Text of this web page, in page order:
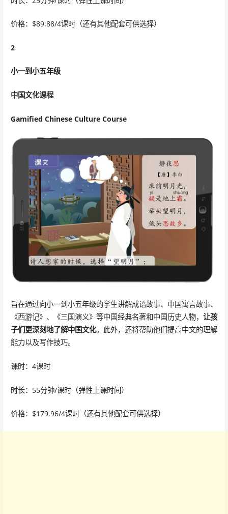
价格：$89.88/4课时（还有其他配套可供选择）
2
小一到小五年级
中国文化课程
Gamified Chinese Culture Course
旨在通过向小一到小五年级的学生讲解成语故事、中国寓言故事、
《西游记》、《三国演义》等中国经典名著和中国历史人物， 让孩
子们更深刻地了解中国文化。此外，还将帮助他们提高中文的理解
能力以及写作技巧。
课时：4课时
时长：55分钟/课时（弹性上课时间）
价格：$179.96/4课时（还有其他配套可供选择）